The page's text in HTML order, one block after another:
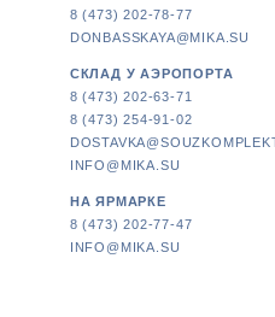
8 (473) 202-78-77
DONBASSKAYA@MIKA.SU
СКЛАД У АЭРОПОРТА
8 (473) 202-63-71
8 (473) 254-91-02
INFO@MIKA.SU
НА ЯРМАРКЕ
8 (473) 202-77-47
INFO@MIKA.SU